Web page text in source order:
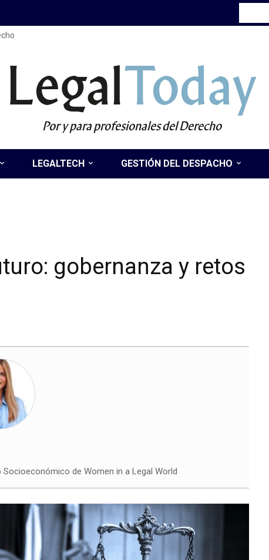
LegalToday
Por y para profesionales del Derecho
LEGALTECH GESTIÓN DEL DESPACHO
gobernanza y retos
de Women in a Legal World